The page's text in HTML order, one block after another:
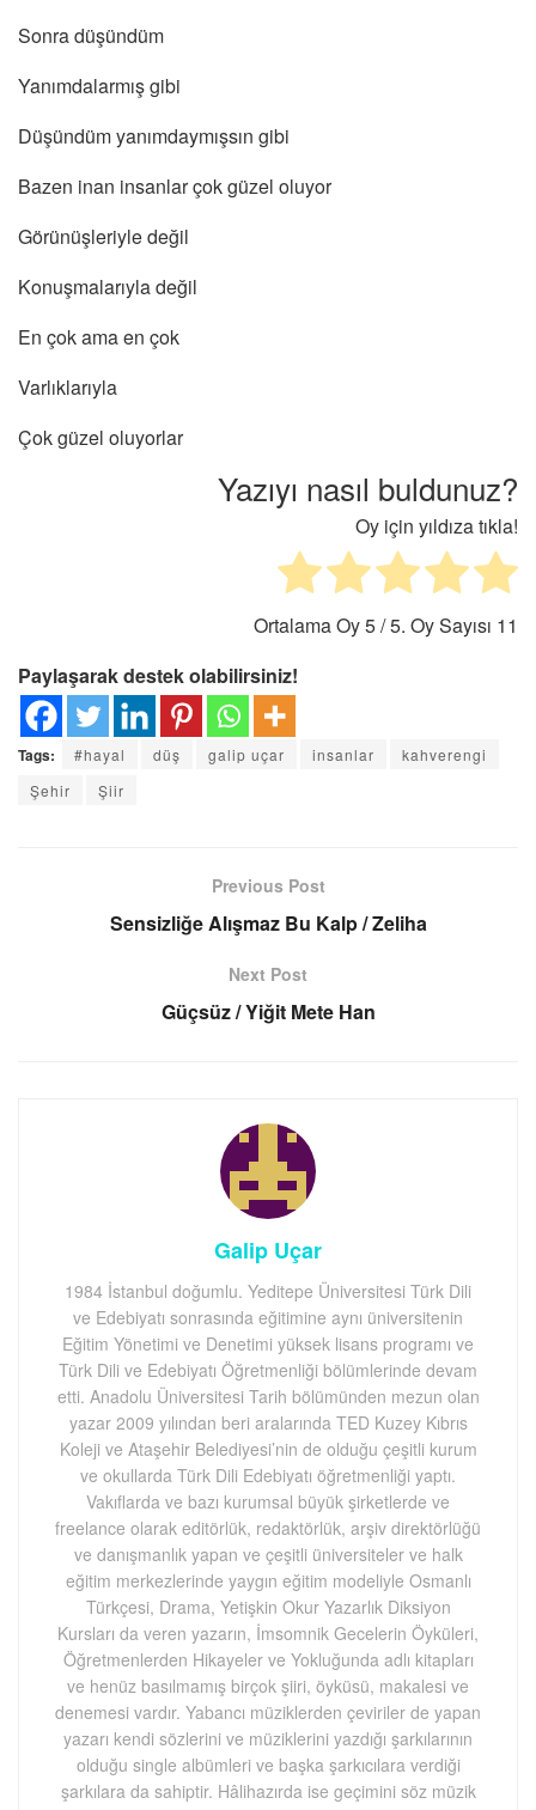
Sonra düşündüm
Yanımdalarmış gibi
Düşündüm yanımdaymışsın gibi
Bazen inan insanlar çok güzel oluyor
Görünüşleriyle değil
Konuşmalarıyla değil
En çok ama en çok
Varlıklarıyla
Çok güzel oluyorlar
Yazıyı nasıl buldunuz?
Oy için yıldıza tıkla!
Ortalama Oy5/ 5. Oy Sayısı 11
Paylaşarak destek olabilirsiniz!
Tags: #hayal düş galip uçar insanlar
kahverengi
Şehir
Şiir
Previous Post
Sensizliğe Alışmaz Bu Kalp / Zeliha
Next Post
Güçsüz / Yiğit Mete Han
Galip Uçar
1984 İstanbul doğumlu. Yeditepe Üniversitesi Türk Dili
ve Edebiyatı sonrasında eğitimine aynı üniversitenin
Eğitim Yönetimi ve Denetimi yüksek lisans programı ve
Türk Dili ve Edebiyatı Öğretmenliği bölümlerinde devam
etti. Anadolu Üniversitesi Tarih bölümünden mezun olan
yazar 2009 yılından beri aralarında TED Kuzey Kıbrıs
Koleji ve Ataşehir Belediyesi’nin de olduğu çeşitli kurum
ve okullarda Türk Dili Edebiyatı öğretmenliği yaptı.
Vakıflarda ve bazı kurumsal büyük şirketlerde ve
freelance olarak editörlük, redaktörlük, arşiv direktörlüğü
ve danışmanlık yapan ve çeşitli üniversiteler ve halk
eğitim merkezlerinde yaygın eğitim modeliyle Osmanlı
Türkçesi, Drama, Yetişkin Okur Yazarlık Diksiyon
Kursları da veren yazarın, İmsomnik Gecelerin Öyküleri,
Öğretmenlerden Hikayeler ve Yokluğunda adlı kitapları
ve henüz basılmamış birçok şiiri, öyküsü, makalesi ve
denemesi vardır. Yabancı müziklerden çeviriler de yapan
yazarı kendi sözlerini ve müziklerini yazdığı şarkılarının
olduğu single albümleri ve başka şarkıcılara verdiği
şarkılara da sahiptir. Hâlihazırda ise geçimini söz müzik